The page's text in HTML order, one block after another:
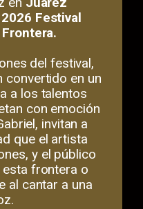
Festival
del festival,
convertido en un
a los talentos
con emoción
invitan a
que el artista
y el público
frontera o
al cantar a una